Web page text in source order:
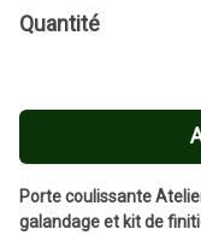
Quantité
Porte coulissante
galandage et kit de